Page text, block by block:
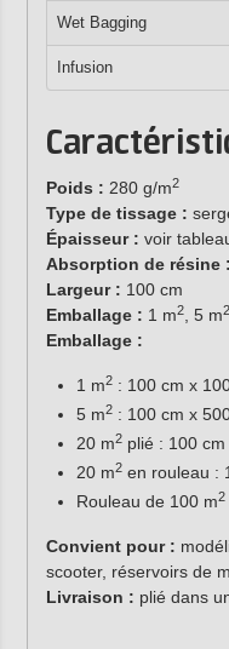
Wet Bagging
Infusion
Poids : 280 g/m2
Type de tissage :
Épaisseur : voir
Absorption de résine :
Largeur : 100 cm
Emballage : 1 m2, 5 m2
Emballage :
1 m2: 100 cm x
5 m2: 100 cm x
20 m2plié : 100 cm
20 m2en rouleau :
Rouleau de 100 m2
Convient pour :
scooter, réservoirs de
Livraison : plié dans